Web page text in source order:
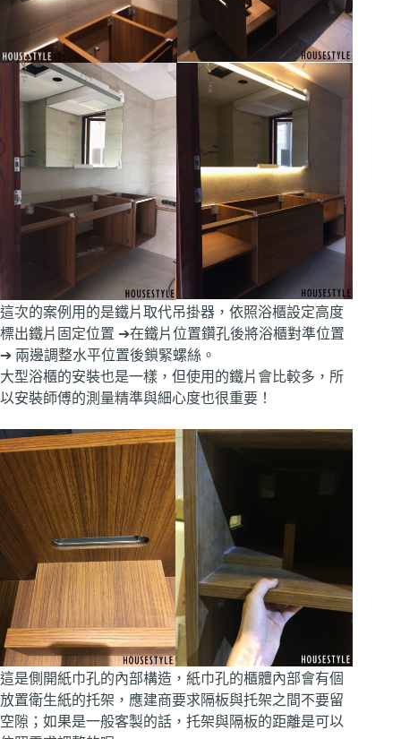
這次的案例用的是鐵片取代吊掛器，依照浴櫃設定高度
標出鐵片固定位置 ➔在鐵片位置鑽孔後將浴櫃對準位置
➔ 兩邊調整水平位置後鎖緊螺絲。
大型浴櫃的安裝也是一樣，但使用的鐵片會比較多，所
以安裝師傅的測量精準與細心度也很重要！
這是側開紙巾孔的內部構造，紙巾孔的櫃體內部會有個
放置衛生紙的托架，應建商要求隔板與托架之間不要留
空隙；如果是一般客製的話，托架與隔板的距離是可以